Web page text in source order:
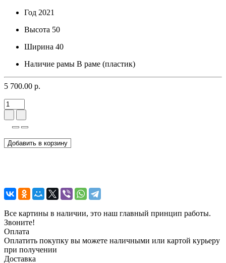
Год 2021
Высота 50
Ширина 40
Наличие рамы В раме (пластик)
5 700.00 р.
Добавить в корзину
Все картины в наличии, это наш главный принцип работы.
Звоните!
Оплата
Оплатить покупку вы можете наличными или картой курьеру
при получении
Доставка